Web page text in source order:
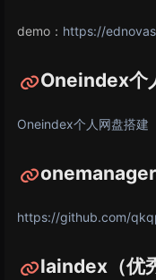
demo： https://
Oneindex个
Oneindex个人网盘搭建
https://github.com/
laindex（优